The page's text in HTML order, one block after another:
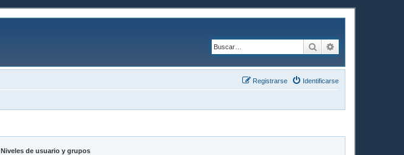
Buscar
Identificarse
Registrarse
Niveles de usuario y grupos